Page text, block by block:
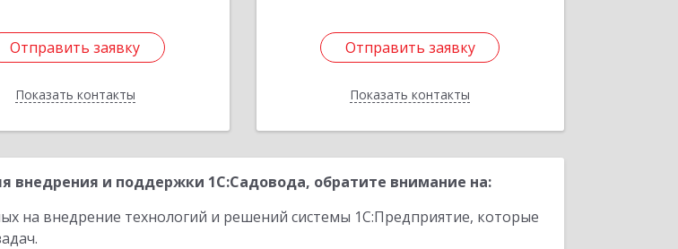
Отправить заявку
Показать контакты
Отправить заявку
Назад
Отправить заявку
Показать контакты
Отправить заявку
Назад
и поддержки 1С:Садовода, обратите внимание на:
на внедрение технологий и решений системы 1С:Предприятие, которые